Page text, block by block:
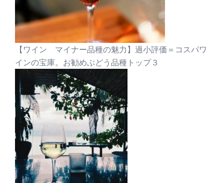
【ワイン マイナー品種の魅力】過小評価＝コスパワ
インの宝庫。お勧めぶどう品種トップ３